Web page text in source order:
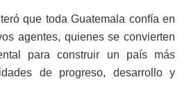
que toda Guatemala confía en
agentes, quienes se convierten
para construir un país más
de progreso, desarrollo y